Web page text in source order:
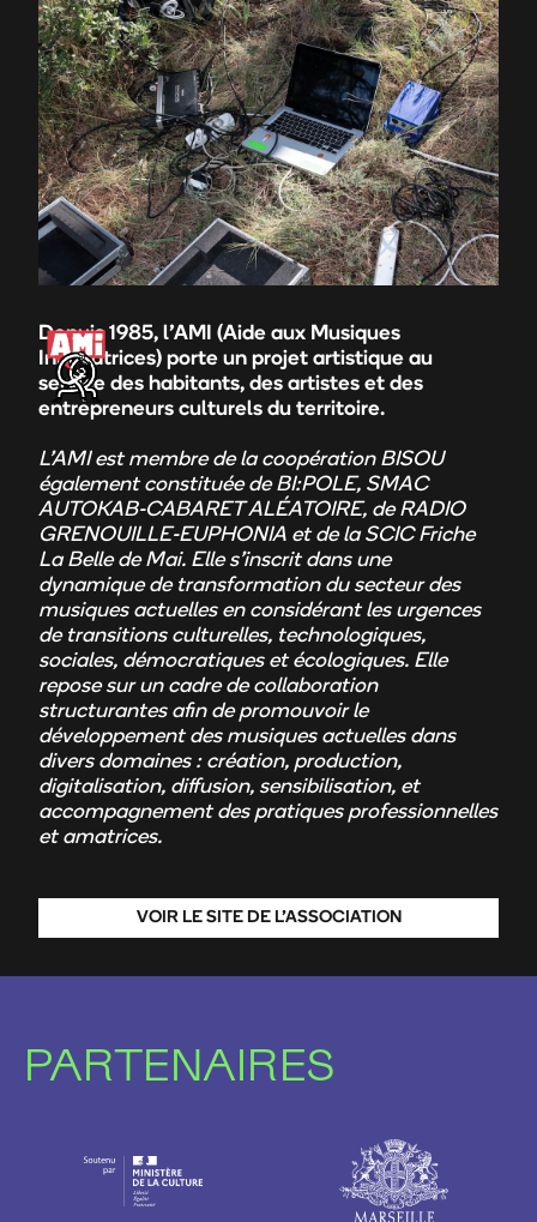
Depuis 1985, l’AMI (Aide aux Musiques
Innovatrices) porte un projet artistique au
service des habitants, des artistes et des
entrepreneurs culturels du territoire.
L’AMI est membre de la coopération BISOU
également constituée de BI:POLE, SMAC
AUTOKAB-CABARET ALÉATOIRE, de RADIO
GRENOUILLE-EUPHONIA et de la SCIC Friche
La Belle de Mai. Elle s’inscrit dans une
dynamique de transformation du secteur des
musiques actuelles en considérant les urgences
de transitions culturelles, technologiques,
sociales, démocratiques et écologiques. Elle
repose sur un cadre de collaboration
structurantes afin de promouvoir le
développement des musiques actuelles dans
divers domaines : création, production,
digitalisation, diffusion, sensibilisation, et
accompagnement des pratiques professionnelles
et amatrices.
VOIR LE SITE DE L’ASSOCIATION
PARTENAIRES